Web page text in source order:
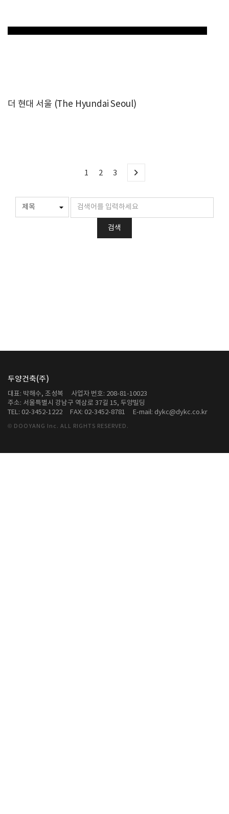
더 현대 서울 (The Hyundai Seoul)
1 2 3
검색
두양건축(주)
대표: 박해수, 조성복
사업자 번호: 208-81-10023
주소: 서울특별시 강남구 역삼로 37길 15, 두양빌딩
TEL: 02-3452-1222
FAX: 02-3452-8781 E-mail: dykc@dykc.co.kr
© DOOYANG Inc. ALL RIGHTS RESERVED.